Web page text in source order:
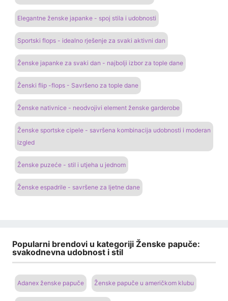
Elegantne ženske japanke - spoj stila i udobnosti
Sportski flops - idealno rješenje za svaki aktivni dan
Ženske japanke za svaki dan - najbolji izbor za tople dane
Ženski flip -flops - Savršeno za tople dane
Ženske nativnice - neodvojivi element ženske garderobe
Ženske sportske cipele - savršena kombinacija udobnosti i moderan
izgled
Ženske puzeće - stil i utjeha u jednom
Ženske espadrile - savršene za ljetne dane
Popularni brendovi u kategoriji Ženske papuče:
svakodnevna udobnost i stil
Adanex ženske papuče Ženske papuče u američkom klubu